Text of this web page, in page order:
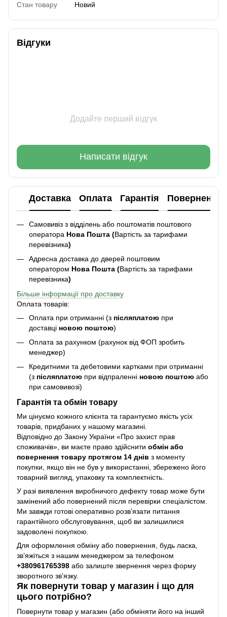
Стан товару Новий
Відгуки
Додайте перший відгук
Написати відгук
Доставка Оплата Гарантія Повернення
Самовивіз з відділень або поштоматів поштового
оператора Нова Пошта (Вартість за тарифами
перевізника)
Адресна доставка до дверей поштовим
оператором Нова Пошта (Вартість за тарифами
перевізника)
Більше інформації про доставку
Оплата товарів:
Оплата при отриманні (з післяплатою при
доставці новою поштою)
Оплата за рахунком (рахунок від ФОП зробить
менеджер)
Кредитними та дебетовими картками при отриманні
(з післяплатою при відпраленні новою поштою або
при самовивозі)
Гарантія та обмін товару
Ми цінуємо кожного клієнта та гарантуємо якість усіх
товарів, придбаних у нашому магазині.
Відповідно до Закону України «Про захист прав
споживачів», ви маєте право здійснити обмін або
повернення товару протягом 14 днів з моменту
покупки, якщо він не був у використанні, збережено його
товарний вигляд, упаковку та комплектність.
У разі виявлення виробничого дефекту товар може бути
замінений або повернений після перевірки спеціалістом.
Ми завжди готові оперативно розв’язати питання
гарантійного обслуговування, щоб ви залишилися
задоволені покупкою.
Для оформлення обміну або повернення, будь ласка,
зв’яжіться з нашим менеджером за телефоном
+380961765398 або залиште звернення через форму
зворотного зв’язку.
Як повернути товар у магазин і що для
цього потрібно?
Повернути товар у магазин (або обміняти його на інший